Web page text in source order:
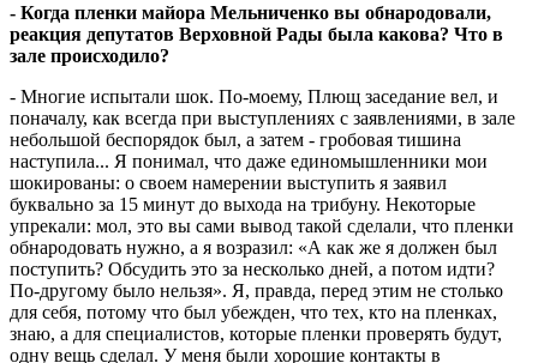
- Когда пленки майора Мельниченко вы обнародовали,
реакция депутатов Верховной Рады была какова? Что в
зале происходило?
- Многие испытали шок. По-моему, Плющ заседание вел, и
поначалу, как всегда при выступлениях с заявлениями, в зале
небольшой беспорядок был, а затем - гробовая тишина
наступила... Я понимал, что даже единомышленники мои
шокированы: о своем намерении выступить я заявил
буквально за 15 минут до выхода на трибуну. Некоторые
упрекали: мол, это вы са­ми вывод такой сделали, что пленки
об­на­ро­довать нужно, а я возразил: «А как же я должен был
поступить? Обсудить это за несколько дней, а потом идти?
По-другому было нельзя». Я, правда, перед этим не столько
для себя, потому что был убежден, что тех, кто на пленках,
знаю, а для специалистов, которые пленки проверять будут,
одну вещь сделал. У меня были хорошие контакты в